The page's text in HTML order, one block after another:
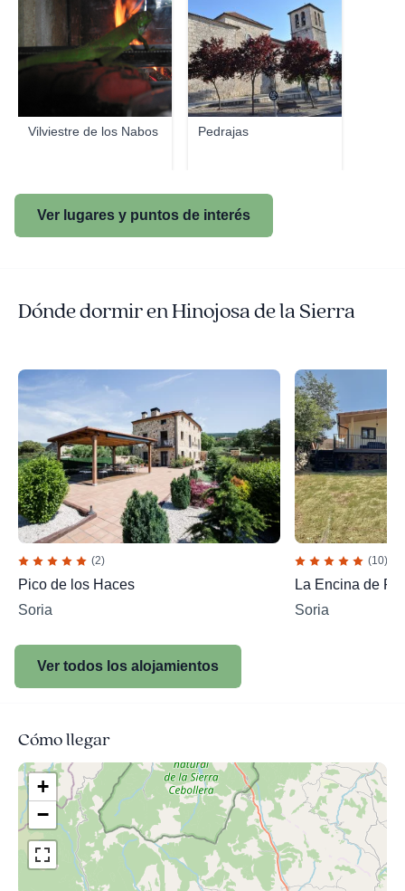
Vilviestre de los Nabos Pedrajas
Ver lugares y puntos de interés
Dónde dormir en Hinojosa de la Sierra
(2)
Pico de los Haces
Soria
(10)
La Encina de
Soria
Ver todos los alojamientos
Cómo llegar
+
−